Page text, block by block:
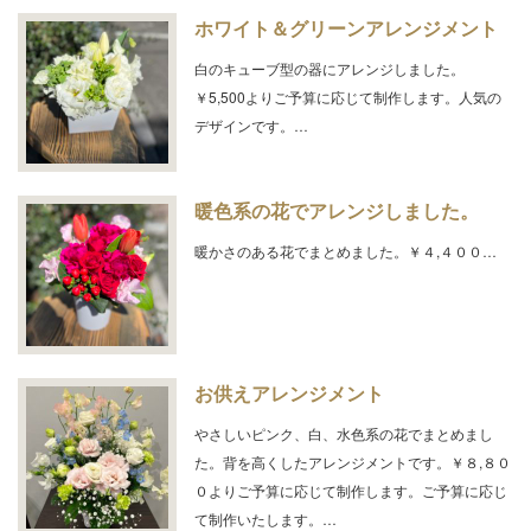
ホワイト＆グリーンアレンジメント
白のキューブ型の器にアレンジしました。
￥5,500よりご予算に応じて制作します。人気の
デザインです。…
暖色系の花でアレンジしました。
暖かさのある花でまとめました。￥４,４００…
お供えアレンジメント
やさしいピンク、白、水色系の花でまとめまし
た。背を高くしたアレンジメントです。￥８,８０
０よりご予算に応じて制作します。ご予算に応じ
て制作いたします。…